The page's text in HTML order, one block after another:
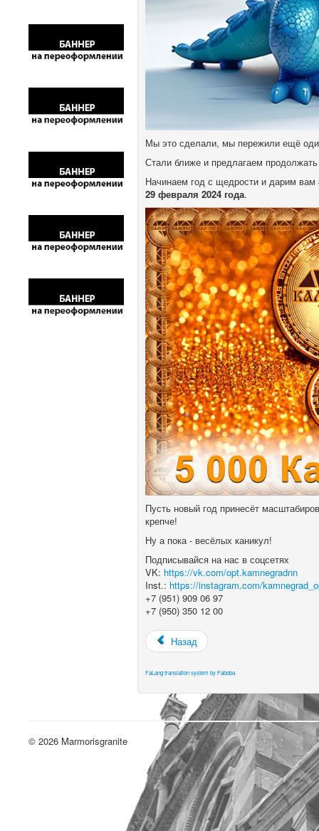
Мы это сделали, мы пережили ещё
Стали ближе и предлагаем
Начинаем год с щедрости и дарим вам
29 февраля 2024 года.
Пусть новый год принесёт
крепче!
Ну а пока - весёлых каникул!
Подписывайся на нас в соцсетях
VK: https://vk.com/opt.kamnegradnn
Inst.: https://instagram.com/
+7 (951) 909 06 97
+7 (950) 350 12 00
Назад
FaLang translation system by Faboba
© 2026 Marmorisgranite